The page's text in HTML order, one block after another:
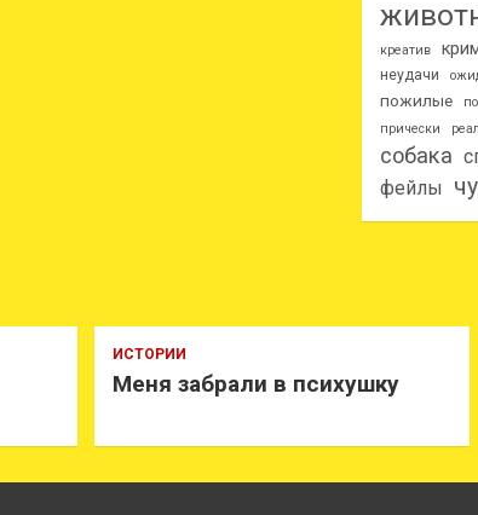
креатив
неудачи
пожилые
прически
собака
фейлы
ИСТОРИИ
Меня забрали в психушку